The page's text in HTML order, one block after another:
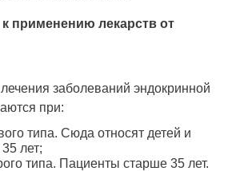
к применению лекарств от
заболеваний эндокринной
при:
типа. Сюда относят детей и
лет;
типа. Пациенты старше 35 лет.